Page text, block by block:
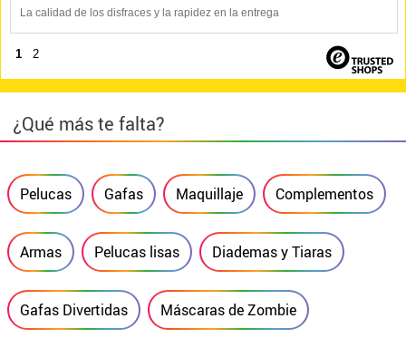
La calidad de los disfraces y la rapidez en la entrega
1 2
¿Qué más te falta?
Pelucas Gafas Maquillaje Complementos
Armas Pelucas lisas Diademas y Tiaras
Gafas Divertidas Máscaras de Zombie